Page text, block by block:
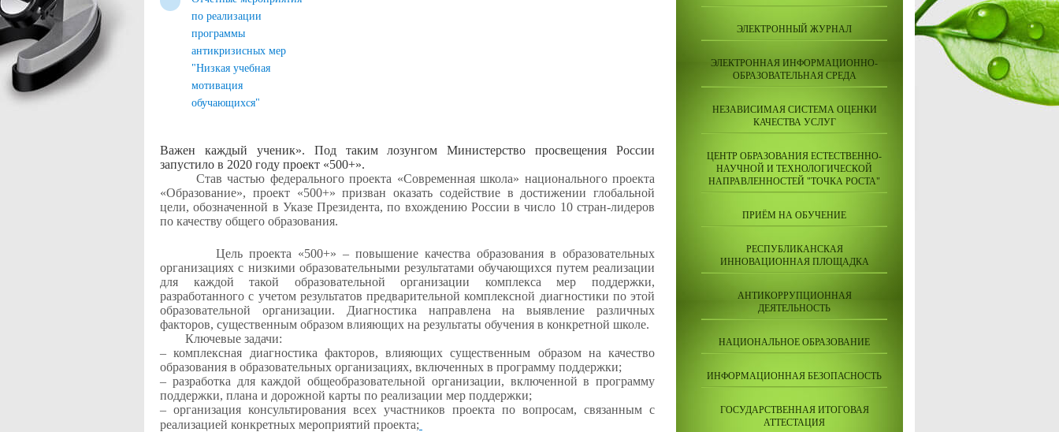
по реализации
программы
антикризисных мер
"Низкая учебная
мотивация
обучающихся"
Важен каждый ученик». Под таким лозунгом Министерство просвещения России
запустило в 2020 году проект «500+».
Став частью федерального проекта «Современная школа» национального проекта
«Образование», проект «500+» призван оказать содействие в достижении глобальной
цели, обозначенной в Указе Президента, по вхождению России в число 10 стран-лидеров
по качеству общего образования.
Цель проекта «500+» – повышение качества образования в образовательных
организациях с низкими образовательными результатами обучающихся путем реализации
для каждой такой образовательной организации комплекса мер поддержки,
разработанного с учетом результатов предварительной комплексной диагностики по этой
образовательной организации. Диагностика направлена на выявление различных
факторов, существенным образом влияющих на результаты обучения в конкретной школе.
Ключевые задачи:
– комплексная диагностика факторов, влияющих существенным образом на качество
образования в образовательных организациях, включенных в программу поддержки;
– разработка для каждой общеобразовательной организации, включенной в программу
поддержки, плана и дорожной карты по реализации мер поддержки;
– организация консультирования всех участников проекта по вопросам, связанным с
реализацией конкретных мероприятий проекта;
ЭЛЕКТРОННЫЙ ЖУРНАЛ
ЭЛЕКТРОННАЯ ИНФОРМАЦИОННО-
ОБРАЗОВАТЕЛЬНАЯ СРЕДА
НЕЗАВИСИМАЯ СИСТЕМА ОЦЕНКИ
КАЧЕСТВА УСЛУГ
ЦЕНТР ОБРАЗОВАНИЯ ЕСТЕСТВЕННО-
НАУЧНОЙ И ТЕХНОЛОГИЧЕСКОЙ
НАПРАВЛЕННОСТЕЙ "ТОЧКА РОСТА"
ПРИЁМ НА ОБУЧЕНИЕ
РЕСПУБЛИКАНСКАЯ
ИННОВАЦИОННАЯ ПЛОЩАДКА
АНТИКОРРУПЦИОННАЯ
ДЕЯТЕЛЬНОСТЬ
НАЦИОНАЛЬНОЕ ОБРАЗОВАНИЕ
ИНФОРМАЦИОННАЯ БЕЗОПАСНОСТЬ
ГОСУДАРСТВЕННАЯ ИТОГОВАЯ
АТТЕСТАЦИЯ